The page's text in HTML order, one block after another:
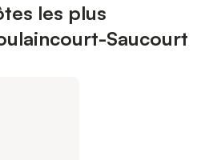
les plus
Saucourt